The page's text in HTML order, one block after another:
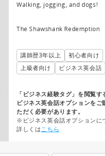
Walking, jogging, and dogs!
The Shawshank Redemption
講師歴3年以上
初心者向け
上級者向け
ビジネス英会話
「ビジネス経験タグ」を閲覧す
ビジネス英会話オプションをご
ただく必要があります。
※ビジネス英会話オプションに
詳しくはこちら